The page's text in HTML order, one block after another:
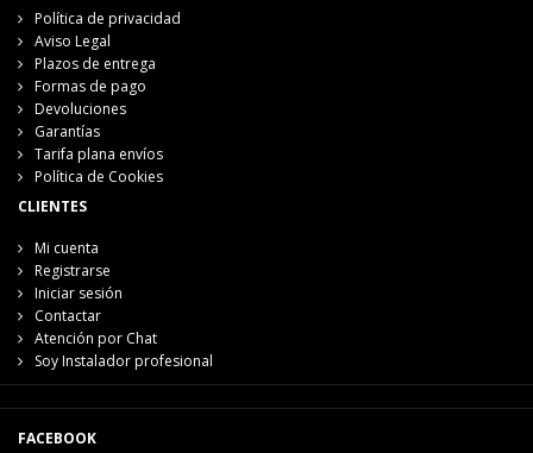
Política de privacidad
Aviso Legal
Plazos de entrega
Formas de pago
Devoluciones
Garantías
Tarifa plana envíos
Política de Cookies
CLIENTES
Mi cuenta
Registrarse
Iniciar sesión
Contactar
Atención por Chat
Soy Instalador profesional
FACEBOOK